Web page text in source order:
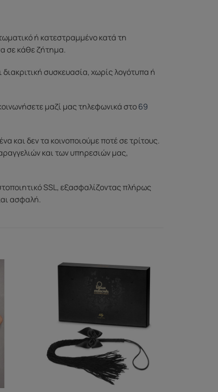
ή κατεστραμμένο κατά τη
σε κάθε ζήτημα.
συσκευασία, χωρίς λογότυπα ή
μαζί μας τηλεφωνικά στο69
και δεν τα κοινοποιούμε ποτέ σε τρίτους.
και των υπηρεσιών μας,
SSL, εξασφαλίζοντας πλήρως
ασφαλή.